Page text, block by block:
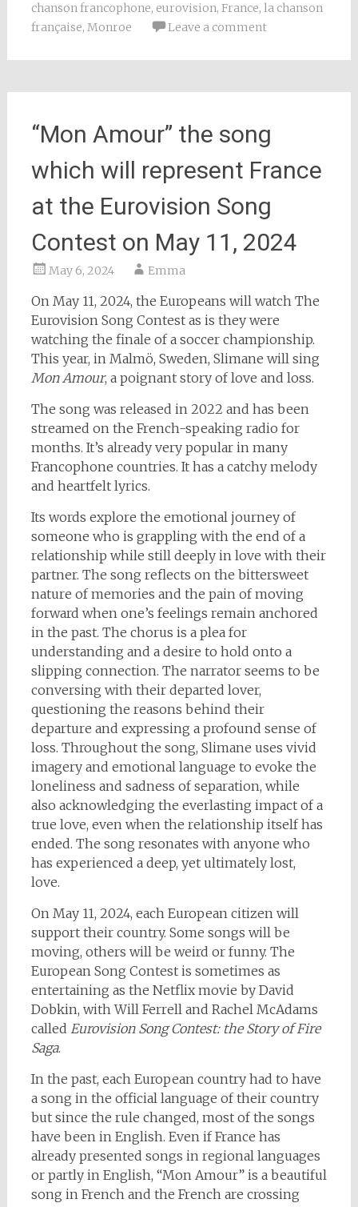
chanson francophone, eurovision, France, la chanson
française, Monroe Leave a comment
“Mon Amour” the song
which will represent France
at the Eurovision Song
Contest on May 11, 2024
May 6, 2024 Emma
On May 11, 2024, the Europeans will watch The
Eurovision Song Contest as is they were
watching the finale of a soccer championship.
This year, in Malmö, Sweden, Slimane will sing
Mon Amour, a poignant story of love and loss.
The song was released in 2022 and has been
streamed on the French-speaking radio for
months. It’s already very popular in many
Francophone countries. It has a catchy melody
and heartfelt lyrics.
Its words explore the emotional journey of
someone who is grappling with the end of a
relationship while still deeply in love with their
partner. The song reflects on the bittersweet
nature of memories and the pain of moving
forward when one’s feelings remain anchored
in the past. The chorus is a plea for
understanding and a desire to hold onto a
slipping connection. The narrator seems to be
conversing with their departed lover,
questioning the reasons behind their
departure and expressing a profound sense of
loss. Throughout the song, Slimane uses vivid
imagery and emotional language to evoke the
loneliness and sadness of separation, while
also acknowledging the everlasting impact of a
true love, even when the relationship itself has
ended. The song resonates with anyone who
has experienced a deep, yet ultimately lost,
love.
On May 11, 2024, each European citizen will
support their country. Some songs will be
moving, others will be weird or funny. The
European Song Contest is sometimes as
entertaining as the Netflix movie by David
Dobkin, with Will Ferrell and Rachel McAdams
called Eurovision Song Contest: the Story of Fire
Saga.
In the past, each European country had to have
a song in the official language of their country
but since the rule changed, most of the songs
have been in English. Even if France has
already presented songs in regional languages
or partly in English, “Mon Amour” is a beautiful
song in French and the French are crossing